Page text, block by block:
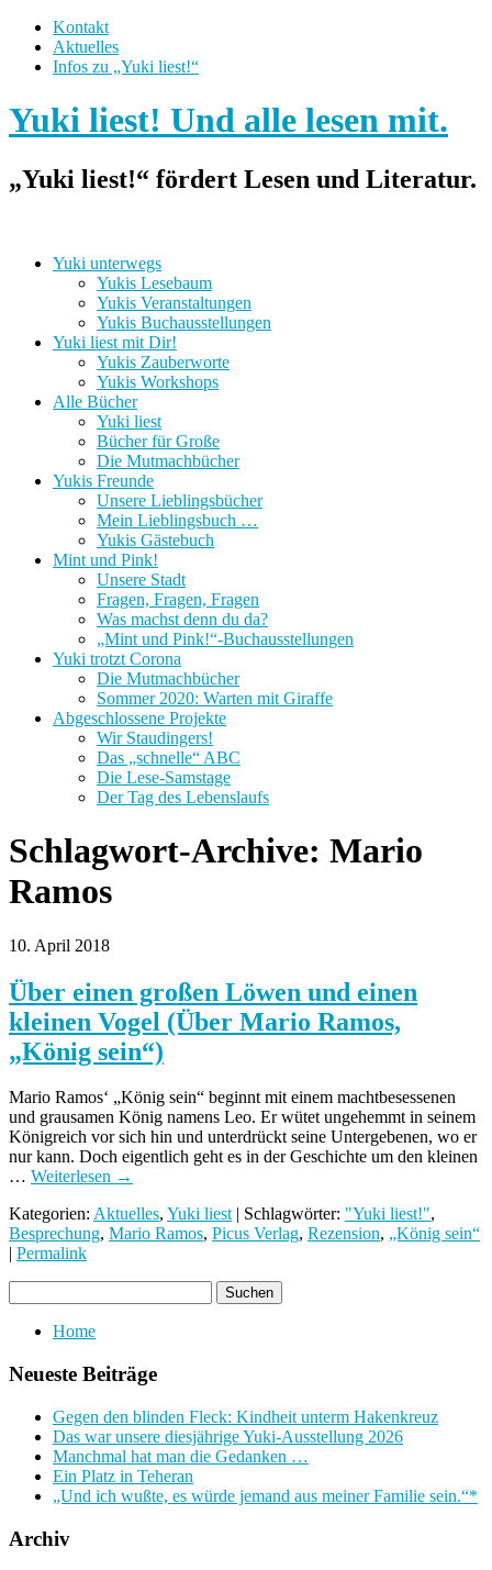
Kontakt
Aktuelles
Infos zu „Yuki liest!“
Yuki liest! Und alle lesen mit.
„Yuki liest!“ fördert Lesen und Literatur.
Yuki unterwegs
Yukis Lesebaum
Yukis Veranstaltungen
Yukis Buchausstellungen
Yuki liest mit Dir!
Yukis Zauberworte
Yukis Workshops
Alle Bücher
Yuki liest
Bücher für Große
Die Mutmachbücher
Yukis Freunde
Unsere Lieblingsbücher
Mein Lieblingsbuch …
Yukis Gästebuch
Mint und Pink!
Unsere Stadt
Fragen, Fragen, Fragen
Was machst denn du da?
„Mint und Pink!“-Buchausstellungen
Yuki trotzt Corona
Die Mutmachbücher
Sommer 2020: Warten mit Giraffe
Abgeschlossene Projekte
Wir Staudingers!
Das „schnelle“ ABC
Die Lese-Samstage
Der Tag des Lebenslaufs
Schlagwort-Archive: Mario
Ramos
10. April 2018
Über einen großen Löwen und einen
kleinen Vogel (Über Mario Ramos,
„König sein“)
Mario Ramos‘ „König sein“ beginnt mit einem machtbesessenen
und grausamen König namens Leo. Er wütet ungehemmt in seinem
Königreich vor sich hin und unterdrückt seine Untergebenen, wo er
nur kann. Doch eigentlich geht es in der Geschichte um den kleinen
… Weiterlesen →
Kategorien: Aktuelles, Yuki liest| Schlagwörter: "Yuki liest!",
Besprechung, Mario Ramos, Picus Verlag, Rezension, „König sein“
Permalink
Home
Neueste Beiträge
Gegen den blinden Fleck: Kindheit unterm Hakenkreuz
Das war unsere diesjährige Yuki-Ausstellung 2026
Manchmal hat man die Gedanken …
Ein Platz in Teheran
„Und ich wußte, es würde jemand aus meiner Familie sein.“*
Archiv